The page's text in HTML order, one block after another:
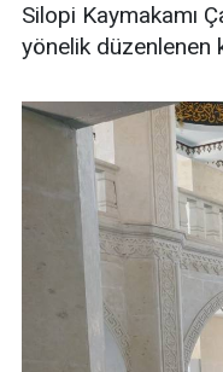
Silopi Kaymakamı
yönelik düzenlenen